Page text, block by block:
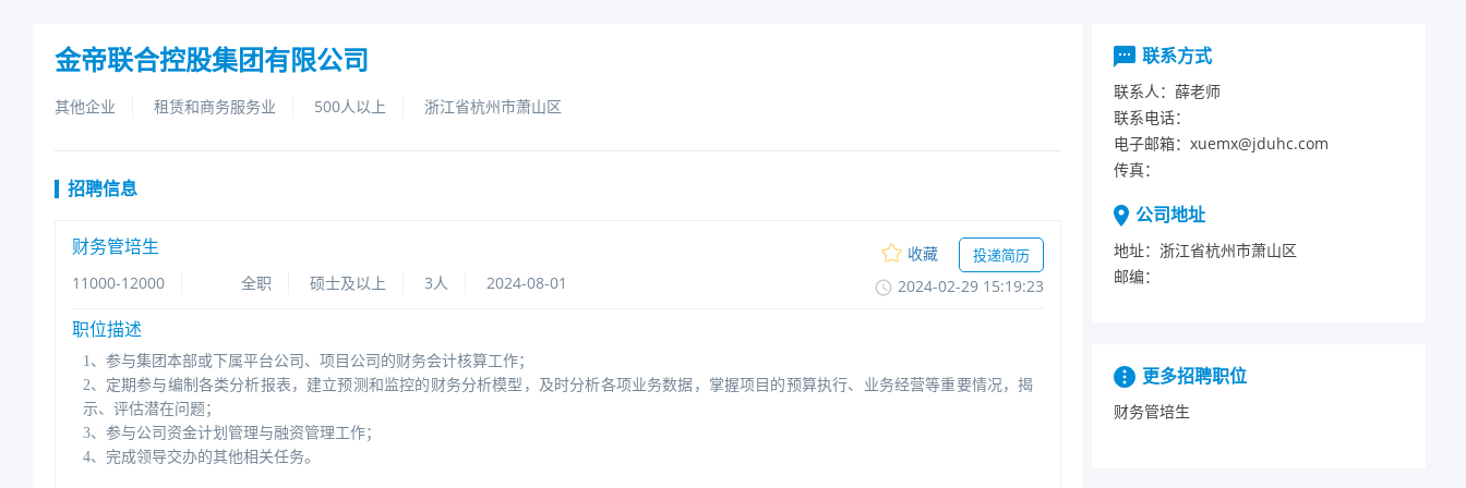
金帝联合控股集团有限公司
其他企业 租赁和商务服务业 500人以上 浙江省杭州市萧山区
招聘信息
财务管培生
11000-12000 全职 硕士及以上 3人 2024-08-01
收藏 投递简历
2024-02-2915:19:23
职位描述
1、参与集团本部或下属平台公司、项目公司的财务会计核算工作；
2、定期参与编制各类分析报表，建立预测和监控的财务分析模型 ， 及时分析各项业务数据，掌握项目的预算执行、业务经营等重要情况，揭
示、评估潜在问题；
3、参与公司资金计划管理与融资管理工作；
4、完成领导交办的其他相关任务。
联系方式
联系人： 薛老师
联系电话：
电子邮箱： xuemx@jduhc.com
传真：
公司地址
地址： 浙江省杭州市萧山区
邮编：
更多招聘职位
财务管培生